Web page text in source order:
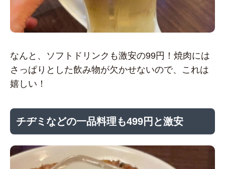
なんと、ソフトドリンクも激安の99円！焼肉には
さっぱりとした飲み物が欠かせないので、これは
嬉しい！
チヂミなどの一品料理も499円と激安